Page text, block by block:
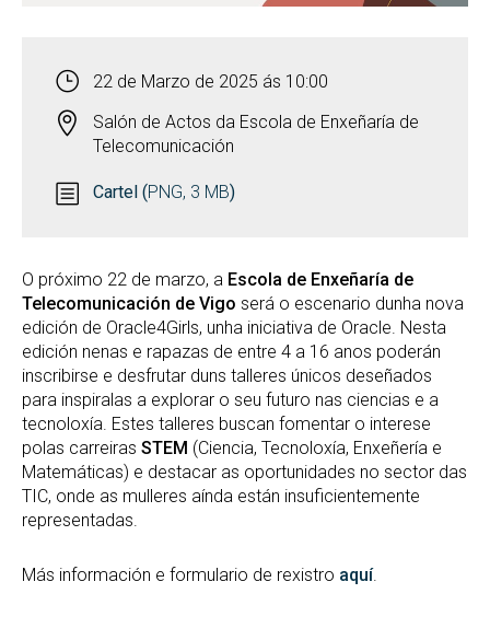
22 de Marzo de 2025 ás 10:00
Salón de Actos da Escola de Enxeñaría de
Telecomunicación
Cartel (PNG, 3 MB)
O próximo 22 de marzo, a Escola de Enxeñaría de
Telecomunicación de Vigo será o escenario dunha nova
edición de Oracle4Girls, unha iniciativa de Oracle. Nesta
edición nenas e rapazas de entre 4 a 16 anos poderán
inscribirse e desfrutar duns talleres únicos deseñados
para inspiralas a explorar o seu futuro nas ciencias e a
tecnoloxía. Estes talleres buscan fomentar o interese
polas carreiras STEM (Ciencia, Tecnoloxía, Enxeñería e
Matemáticas) e destacar as oportunidades no sector das
TIC, onde as mulleres aínda están insuficientemente
representadas.
Más información e formulario de rexistro aquí.